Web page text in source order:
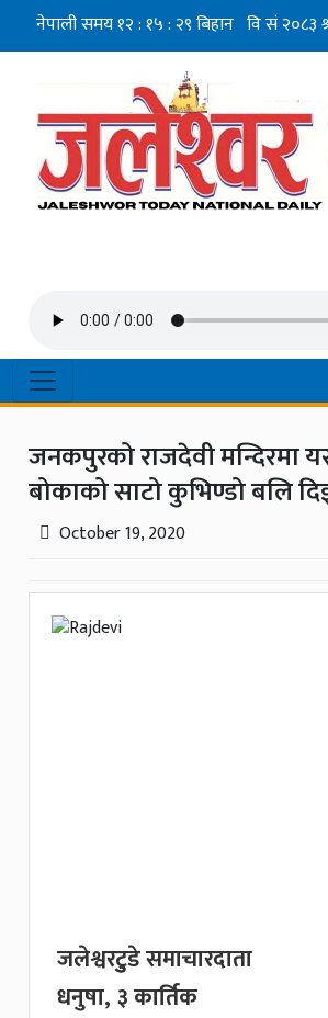
जनकपुरको राजदेवी मन्दिरमा
बोकाको साटो कुभिण्डो बलि
October 19, 2020
जलेश्वरटुुडे समाचारदाता
धनुषा, ३ कार्तिक